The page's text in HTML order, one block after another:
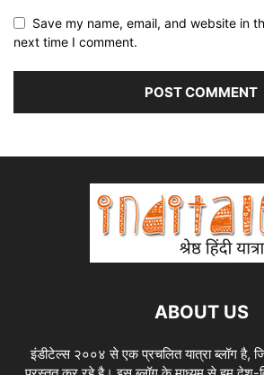
Save my name, email, and website in
next time I comment.
ABOUT US
इंडीटेल्स २००४ से एक प्रचलित यात्रा ब्लॉग है,